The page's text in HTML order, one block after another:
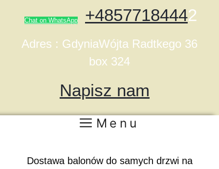
Chat on WhatsApp +48577184442
Adres : GdyniaWójta Radtkego 36
box 324
Napisz nam
Menu
Dostawa balonów do samych drzwi na